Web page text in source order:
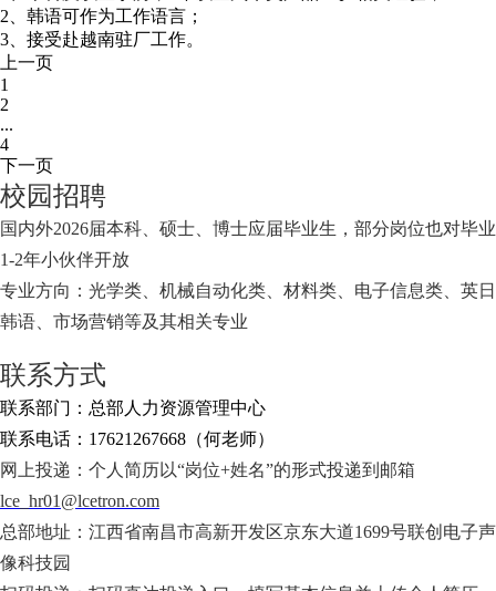
2、韩语可作为工作语言；
3、接受赴越南驻厂工作。
上一页
1
2
...
4
下一页
校园招聘
国内外2026届本科、硕士、博士应届毕业生，部分岗位也对毕业
1-2年小伙伴开放
专业方向：光学类、机械自动化类、材料类、电子信息类、英日
韩语、市场营销等及其相关专业
联系方式
联系部门：总部人力资源管理中心
联系电话：17621267668（何老师）
网上投递：个人简历以“岗位+姓名”的形式投递到邮箱
lce_hr01@lcetron.com
总部地址：江西省南昌市高新开发区京东大道1699号联创电子声
像科技园